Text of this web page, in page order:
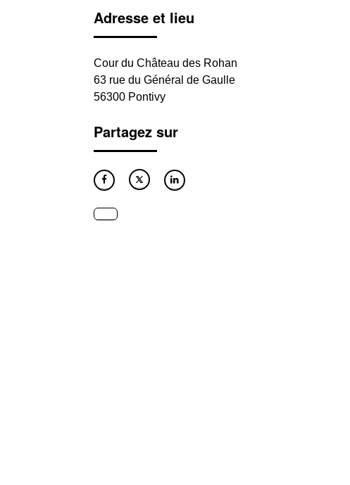
Adresse et lieu
Cour du Château des Rohan
63 rue du Général de Gaulle
56300 Pontivy
Partagez sur